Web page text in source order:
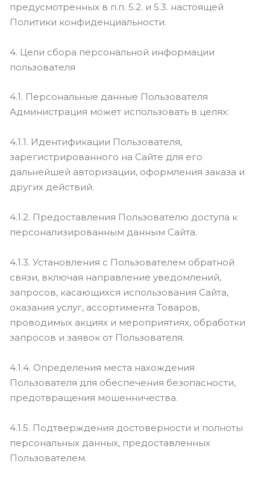
предусмотренных в п.п. 5.2. и 5.3. настоящей
Политики конфиденциальности.
4. Цели сбора персональной информации
пользователя
4.1. Персональные данные Пользователя
Администрация может использовать в целях:
4.1.1. Идентификации Пользователя,
зарегистрированного на Сайте для его
дальнейшей авторизации, оформления заказа и
других действий.
4.1.2. Предоставления Пользователю доступа к
персонализированным данным Сайта.
4.1.3. Установления с Пользователем обратной
связи, включая направление уведомлений,
запросов, касающихся использования Сайта,
оказания услуг, ассортимента Товаров,
проводимых акциях и мероприятиях, обработки
запросов и заявок от Пользователя.
4.1.4. Определения места нахождения
Пользователя для обеспечения безопасности,
предотвращения мошенничества.
4.1.5. Подтверждения достоверности и полноты
персональных данных, предоставленных
Пользователем.